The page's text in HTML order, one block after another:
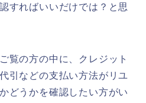
すればいいだけでは？と思
覧の方の中に、クレジット
引などの支払い方法がリユ
どうかを確認したい方がい